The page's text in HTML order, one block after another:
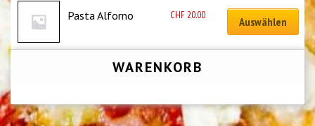
Pasta Alforno CHF20.00 Auswählen
WARENKORB